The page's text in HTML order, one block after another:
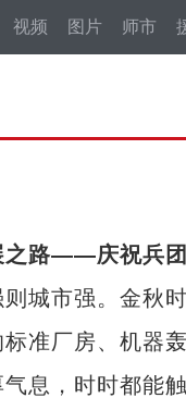
视频 图片 师市
之路——庆祝兵
市强。金秋时
标准厂房、机
息，时时都能